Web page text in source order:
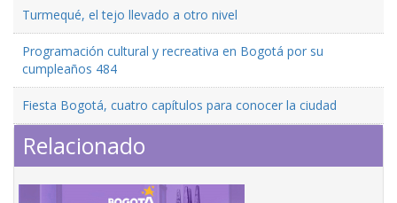
Turmequé, el tejo llevado a otro nivel
Programación cultural y recreativa en Bogotá por su
cumpleaños 484
Fiesta Bogotá, cuatro capítulos para conocer la ciudad
Relacionado